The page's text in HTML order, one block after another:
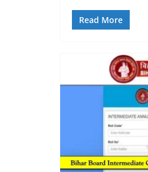
Read More